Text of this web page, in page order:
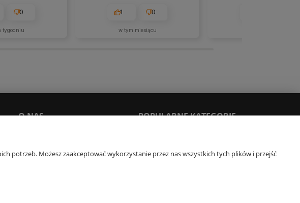
0
tygodniu
Konkurencja powinna brać przykład.
1 0
w tym miesiącu
O NAS POPULARNE KATEGORIE
potrzeb. Możesz zaakceptować wykorzystanie przez nas wszystkich tych plików i przejść